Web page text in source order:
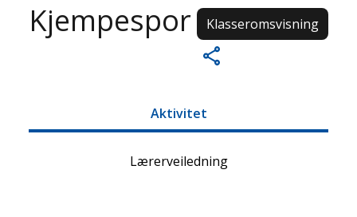
Kjempespor Klasseromsvisning
Aktivitet
Lærerveiledning